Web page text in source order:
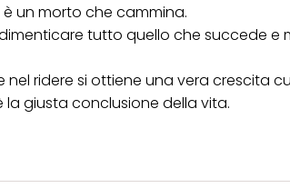
un morto che cammina.
tutto quello che succede e
ridere si ottiene una vera crescita
giusta conclusione della vita.